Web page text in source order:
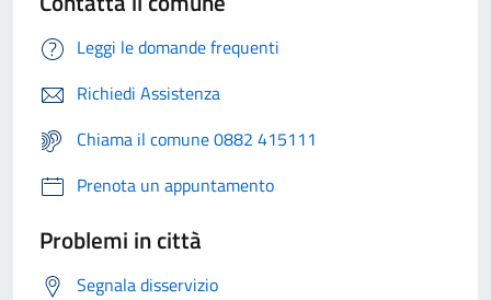
Leggi le domande frequenti
Richiedi Assistenza
Chiama il comune 0882 415111
Prenota un appuntamento
Problemi in città
Segnala disservizio